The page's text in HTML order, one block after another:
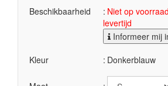
Beschikbaarheid
Niet op
levertijd
Informeer mij
Kleur
Donkerblauw